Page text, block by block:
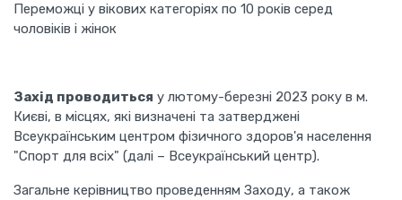
Переможці у вікових категоріях по 10 років серед
чоловіків і жінок
Захід проводиться у лютому-березні 2023 року в м.
Києві, в місцях, які визначені та затверджені
Всеукраїнським центром фізичного здоров'я населення
"Спорт для всіх" (далі – Всеукраїнський центр).
Загальне керівництво проведенням Заходу, а також